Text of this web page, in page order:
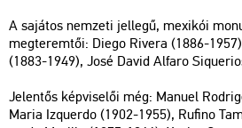
A sa­já­tos nem­ze­ti jel­le­gű, me­xi­kói
meg­te­rem­tői: Diego Ri­ve­ra (1886-
(1883-1949), José David Al­fa­ro
Je­len­tős kép­vi­se­lői még: Ma­nu­el
Maria Iz­quer­do (1902-1955), Ru­fi­no